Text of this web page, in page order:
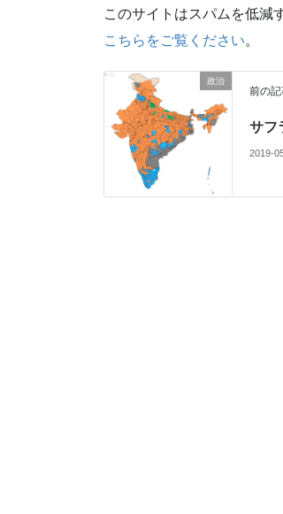
このサイトはスパムを低減
こちらをご覧ください。
政治
前の
サフ
2019-